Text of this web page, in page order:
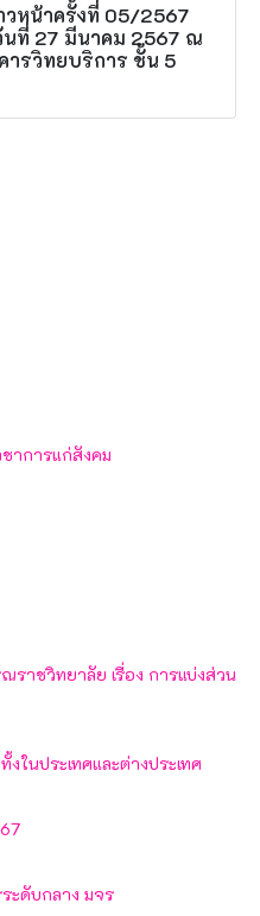
วหน้าครั้งที่ 05/2567
ที่ 27 มีนาคม 2567 ณ
ารวิทยบริการ ชั้น 5
าการแก่สังคม
าชวิทยาลัย เรื่อง การแบ่งส่วน
ในประเทศและต่างประเทศ
ะดับกลาง มจร